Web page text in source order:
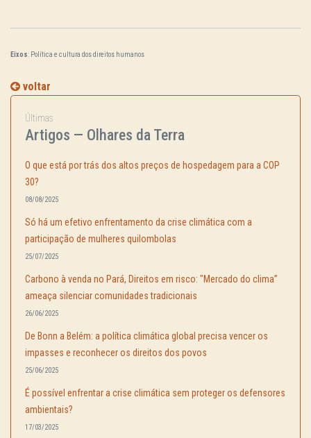
Eixos: Política e cultura dos direitos humanos
voltar
Últimas
Artigos — Olhares da Terra
O que está por trás dos altos preços de hospedagem para a COP
30?
08/08/2025
Só há um efetivo enfrentamento da crise climática com a
participação de mulheres quilombolas
25/07/2025
Carbono à venda no Pará, Direitos em risco: "Mercado do clima”
ameaça silenciar comunidades tradicionais
26/06/2025
De Bonn a Belém: a política climática global precisa vencer os
impasses e reconhecer os direitos dos povos
25/06/2025
É possível enfrentar a crise climática sem proteger os defensores
ambientais?
17/03/2025